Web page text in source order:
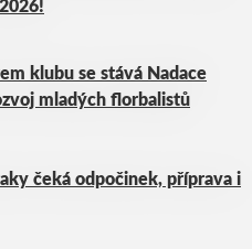
klubu se stává Nadace
mladých florbalistů
čeká odpočinek, příprava i